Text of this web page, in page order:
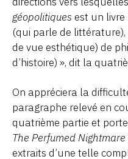
géopolitiques est un livre
(qui parle de
de vue esthétique) de
d’histoire) », dit la
On appréciera la
paragraphe relevé en
quatrième partie et
The Perfumed Nightmare
extraits d’une telle